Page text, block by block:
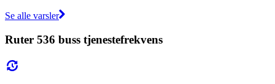
Se alle varsler
Ruter 536 buss tjenestefrekvens